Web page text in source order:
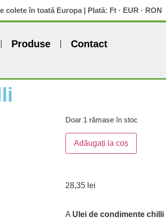
colete în toată Europa | Plată: Ft · EUR · RON
Produse Contact
Doar 1 rămase în stoc
Adăugați la coș
28,35 lei
A Ulei de condimente chilli